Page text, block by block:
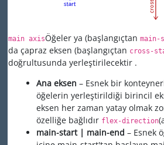
main axisÖğeler ya (başlangıçtan
da çapraz eksen (başlangıçtan cross-
doğrultusunda yerleştirilecektir .
Ana eksen – Esnek bir
öğelerin yerleştirildiği birincil
eksen her zaman yatay olmak
özelliğe bağlıdır flex-direction
main-start | main-end – Esnek